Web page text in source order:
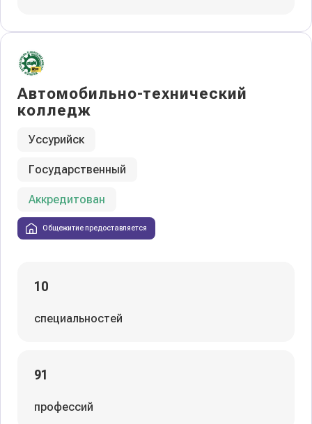
Автомобильно-технический
колледж
Уссурийск
Государственный
Аккредитован
Общежитие предоставляется
10
специальностей
91
профессий